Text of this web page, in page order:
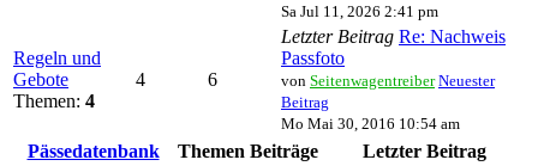
Sa Jul 11, 2026 2:41 pm
Regeln und
Gebote
Themen: 4
4 6
Letzter Beitrag Re: Nachweis
Passfoto
von Seitenwagentreiber Neuester
Beitrag
Mo Mai 30, 2016 10:54 am
Pässedatenbank Themen Beiträge
Letzter Beitrag